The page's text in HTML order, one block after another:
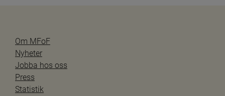
Om MFoF
Nyheter
Jobba hos oss
Press
Statistik